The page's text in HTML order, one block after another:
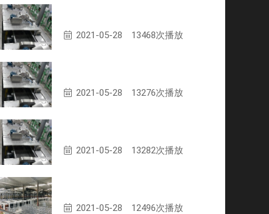
2021-05-28 13468次播放
2021-05-28 13276次播放
2021-05-28 13282次播放
2021-05-28 12496次播放